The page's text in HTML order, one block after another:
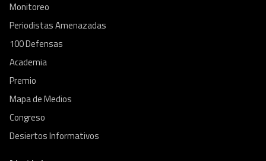
Monitoreo
Periodistas Amenazadas
100 Defensas
Academia
Premio
Mapa de Medios
Congreso
Desiertos Informativos